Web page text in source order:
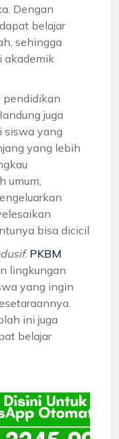
Dengan
belajar
sehingga
akademik
pendidikan
juga
siswa yang
yang lebih
umum,
bisa dicicil
: PKBM
lingkungan
yang ingin
ini juga
belajar